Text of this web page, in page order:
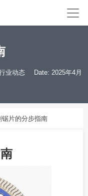
业动态
Date: 2025年4月
锯片的分步指南